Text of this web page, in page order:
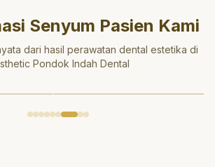
Senyum Pasien Kami
dari hasil perawatan dental estetika di
Pondok Indah Dental